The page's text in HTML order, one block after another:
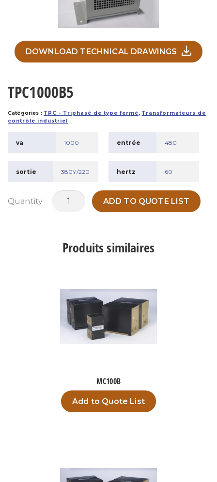
DOWNLOAD TECHNICAL DRAWINGS
TPC1000B5
Catégories : TPC - Triphasé de type fermé, Transformateurs de
contrôle industriel
va 1000 entrée 480
sortie 380Y/220 hertz 60
Quantity
quantité
ADD TO QUOTE LIST
Produits similaires
MC100B
Add to Quote List